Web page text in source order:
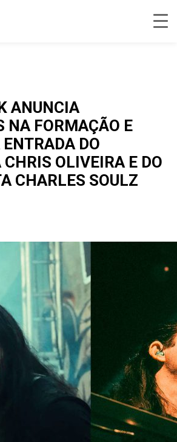
ANUNCIA
NA FORMAÇÃO E
DO
CHRIS OLIVEIRA E DO
CHARLES SOULZ